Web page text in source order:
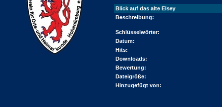
Blick auf das alte Elsey
Beschreibung:
Schlüsselwörter:
Datum:
Hits:
Downloads:
Bewertung:
Dateigröße:
Hinzugefügt von: